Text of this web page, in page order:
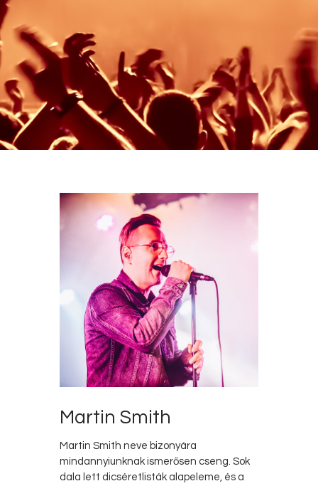
Martin Smith
Martin Smith neve bizonyára
mindannyiunknak ismerősen cseng. Sok
dala lett dicséretlisták alapeleme, és a